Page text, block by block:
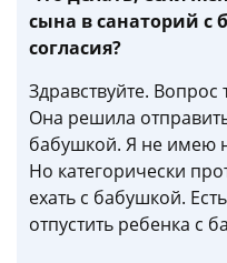
сына в санаторий с
согласия?
Здравствуйте.
Она решила
бабушкой. Я не имею
Но категорически
ехать с бабушкой.
отпустить ребенка с